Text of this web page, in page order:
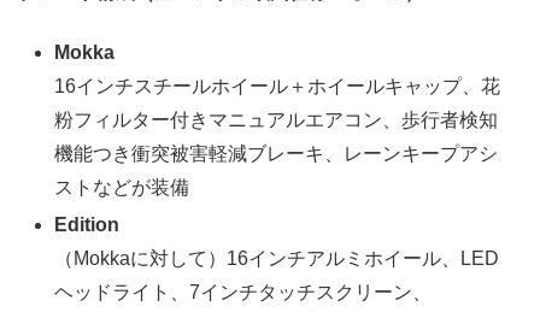
Mokka
16インチスチールホイール＋ホイールキャップ、花
粉フィルター付きマニュアルエアコン、歩行者検知
機能つき衝突被害軽減ブレーキ、レーンキープアシ
ストなどが装備
Edition
（Mokkaに対して）16インチアルミホイール、LED
ヘッドライト、7インチタッチスクリーン、